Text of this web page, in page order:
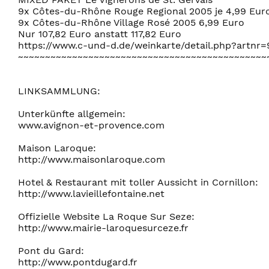
9x Côtes-du-Rhône Rouge Regional 2005 je 4,99
9x Côtes-du-Rhône Village Rosé 2005 6,99 Euro
Nur 107,82 Euro anstatt 117,82 Euro
https://www.c-und-d.de/weinkarte/
LINKSAMMLUNG:
Unterkünfte allgemein:
www.avignon-et-provence.com
Maison Laroque:
http://www.maisonlaroque.com
Hotel & Restaurant mit toller Aussicht in Cornillon:
http://www.lavieillefontaine.net
Offizielle Website La Roque Sur Seze:
http://www.mairie-laroquesurceze.fr
Pont du Gard:
http://www.pontdugard.fr